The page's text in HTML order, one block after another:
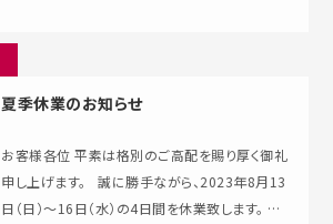
夏季休業のお知らせ
お客様各位 平素は格別のご高配を賜り厚く御礼
申し上げます。 誠に勝手ながら、2023年8月13
日（日）～16日（水）の4日間を休業致します。 ご